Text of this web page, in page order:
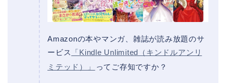
Amazonの本やマンガ、雑誌が読み放題のサ
ービス
「Kindle Unlimited（キンドルアンリ
ミテッド）」
ってご存知ですか？